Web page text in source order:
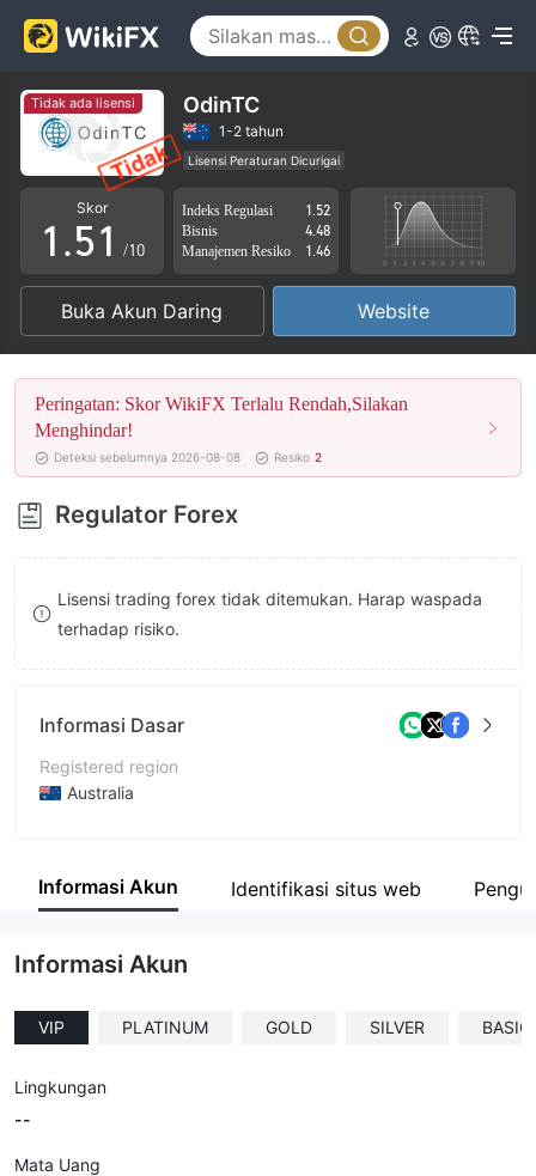
Tidak ada lisensi OdinTC
1-2 tahun
Lisensi Peraturan Dicurigai
Lingkup Bisnis Mencurigakan
Potensi risiko tinggi
Skor
0
1
2
3
4
5
6
7
8
9
.
1
2
3
4
5
6
7
8
9
0
1
2
3
4
5
6
7
8
9
/10
Indeks Regulasi
1.52
Bisnis
4.48
Manajemen Resiko
1.46
Buka Akun Daring Website
Peringatan: Skor WikiFX Terlalu Rendah,Silakan
Menghindar!
Deteksi sebelumnya 2026-08-08 Resiko 2
Regulator Forex
Lisensi trading forex tidak ditemukan. Harap waspada
terhadap risiko.
Informasi Dasar
Registered region
Australia
Nama perusahaan
Informasi Akun Identifikasi situs web
Informasi Akun
VIP PLATINUM GOLD SILVER BASIC
Lingkungan
--
Mata Uang